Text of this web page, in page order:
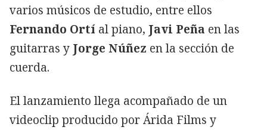
varios músicos de estudio, entre ellos
Fernando Ortí al piano, Javi Peña en las
guitarras y Jorge Núñez en la sección de
cuerda.
El lanzamiento llega acompañado de un
videoclip producido por Árida Films y